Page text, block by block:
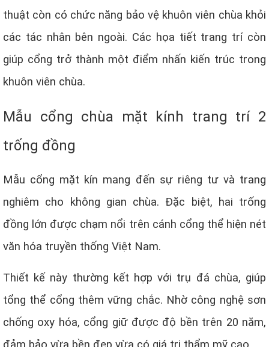
thuật còn có chức năng bảo vệ khuôn viên chùa khỏi
các tác nhân bên ngoài. Các họa tiết trang trí còn
giúp cổng trở thành một điểm nhấn kiến trúc trong
khuôn viên chùa.
Mẫu cổng chùa mặt kính trang trí 2
trống đồng
Mẫu cổng mặt kín mang đến sự riêng tư và trang
nghiêm cho không gian chùa. Đặc biệt, hai trống
đồng lớn được chạm nổi trên cánh cổng thể hiện nét
văn hóa truyền thống Việt Nam.
Thiết kế này thường kết hợp với trụ đá chùa, giúp
tổng thể cổng thêm vững chắc. Nhờ công nghệ sơn
chống oxy hóa, cổng giữ được độ bền trên 20 năm,